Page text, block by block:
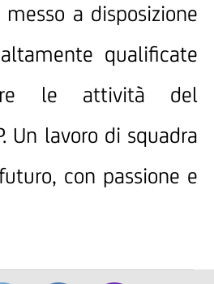
a disposizione
altamente qualificate
le attività del
Un lavoro di squadra
con passione e